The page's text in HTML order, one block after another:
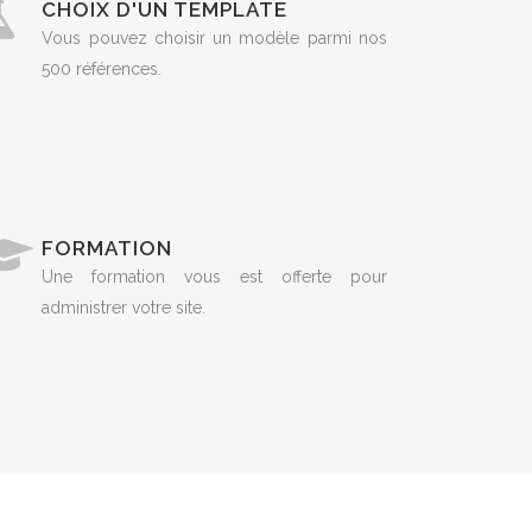
CHOIX D'UN TEMPLATE
Vous pouvez choisir un modèle parmi nos
500 références.
FORMATION
Une formation vous est offerte pour
administrer votre site.